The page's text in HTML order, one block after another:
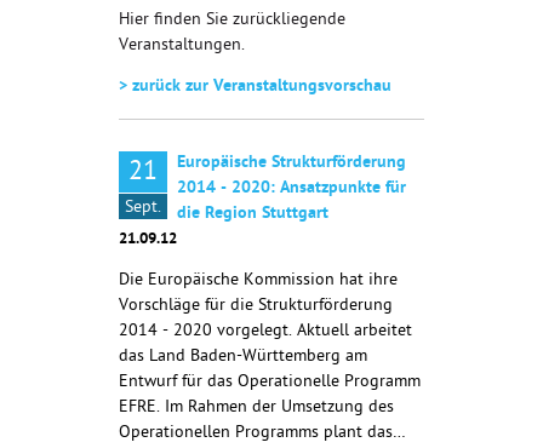
Hier finden Sie zurückliegende
Veranstaltungen.
> zurück zur Veranstaltungsvorschau
21
Sept.
Europäische Strukturförderung
2014 - 2020: Ansatzpunkte für
die Region Stuttgart
21.09.12
Die Europäische Kommission hat ihre
Vorschläge für die Strukturförderung
2014 - 2020 vorgelegt. Aktuell arbeitet
das Land Baden-Württemberg am
Entwurf für das Operationelle Programm
EFRE. Im Rahmen der Umsetzung des
Operationellen Programms plant das…